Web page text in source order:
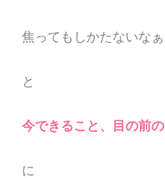
焦ってもしかたないな
と
今できること、目の前
に